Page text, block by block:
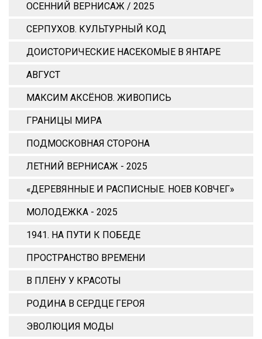
ОСЕННИЙ ВЕРНИСАЖ / 2025
СЕРПУХОВ. КУЛЬТУРНЫЙ КОД
ДОИСТОРИЧЕСКИЕ НАСЕКОМЫЕ В ЯНТАРЕ
АВГУСТ
МАКСИМ АКСЁНОВ. ЖИВОПИСЬ
ГРАНИЦЫ МИРА
ПОДМОСКОВНАЯ СТОРОНА
ЛЕТНИЙ ВЕРНИСАЖ - 2025
«ДЕРЕВЯННЫЕ И РАСПИСНЫЕ. НОЕВ КОВЧЕГ»
МОЛОДЕЖКА - 2025
1941. НА ПУТИ К ПОБЕДЕ
ПРОСТРАНСТВО ВРЕМЕНИ
В ПЛЕНУ У КРАСОТЫ
РОДИНА В СЕРДЦЕ ГЕРОЯ
ЭВОЛЮЦИЯ МОДЫ